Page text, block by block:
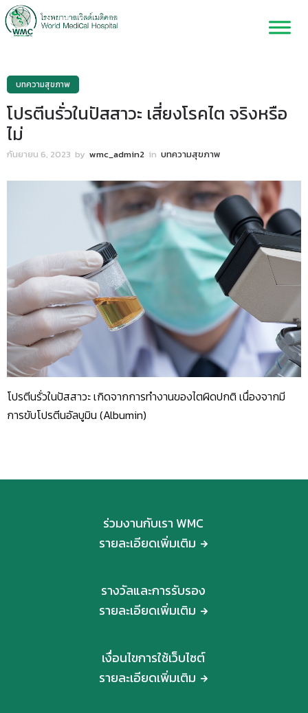
บทความสุขภาพ
โปรตีนรั่วในปัสสาวะ เสี่ยงโรคไต จริงหรือ
ไม่
กันยายน 6, 2023 by wmc_admin2 in บทความสุขภาพ
โปรตีนรั่วในปัสสาวะ เกิดจากการทำงานของไตผิดปกติ เนื่องจากมี
การขับโปรตีนอัลบูมิน (Albumin)
ร่วมงานกับเรา WMC
รายละเอียดเพิ่มเติม
รางวัลและการรับรอง
รายละเอียดเพิ่มเติม
เงื่อนไขการใช้เว็บไซต์
รายละเอียดเพิ่มเติม